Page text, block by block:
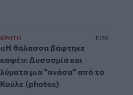
ΚΡΗΤΗ 11:56
«Η θάλασσα βάφτηκε
καφέ»: Δυσοσμία και
λύματα μια "ανάσα" από το
Κούλε (photos)